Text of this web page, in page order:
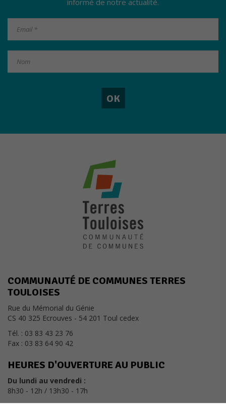
COMMUNAUTÉ DE COMMUNES TERRES
TOULOISES
Rue du Mémorial du Génie
CS 40 325 Ecrouves - 54 201 Toul cedex
Tél. : 03 83 43 23 76
Fax : 03 83 64 90 42
HEURES D'OUVERTURE AU PUBLIC
Du lundi au vendredi :
8h30 - 12h / 13h30 - 17h
permettre
fonctionner
Marketing
chances de
voir du
contenu et
des offres